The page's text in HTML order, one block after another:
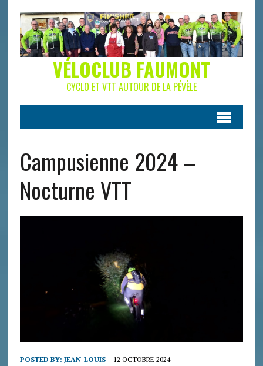
VÉLOCLUB FAUMONT
CYCLO ET VTT AUTOUR DE LA PÉVÈLE
Campusienne 2024 –
Nocturne VTT
POSTED BY: JEAN-LOUIS 12 OCTOBRE 2024